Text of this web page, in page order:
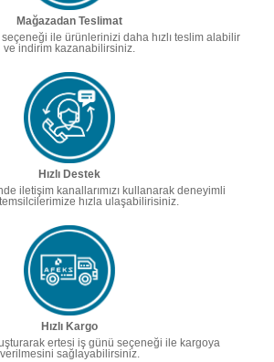
Mağazadan Teslimat
ile ürünlerinizi daha hızlı teslim alabilir
ve indirim kazanabilirsiniz.
Hızlı Destek
iletişim kanallarımızı kullanarak deneyimli
hızla ulaşabilirisiniz.
Hızlı Kargo
ertesi iş günü seçeneği ile kargoya
verilmesini sağlayabilirsiniz.